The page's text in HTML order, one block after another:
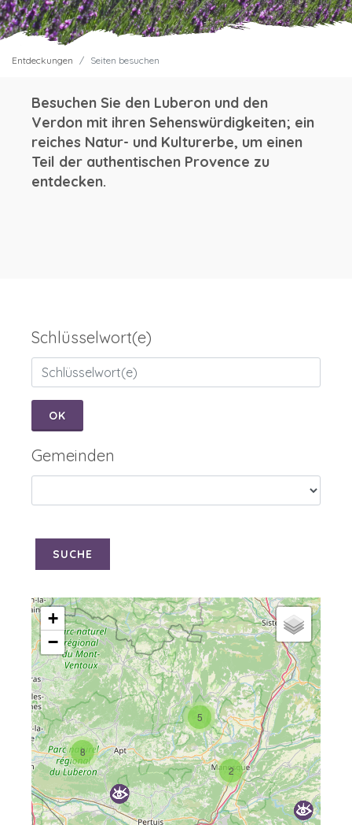
Entdeckungen Seiten besuchen
Besuchen Sie den Luberon und den
Verdon mit ihren Sehenswürdigkeiten; ein
reiches Natur- und Kulturerbe, um einen
Teil der authentischen Provence zu
entdecken.
Schlüsselwort(e)
OK
Gemeinden
SUCHE
8
2
5
+
−